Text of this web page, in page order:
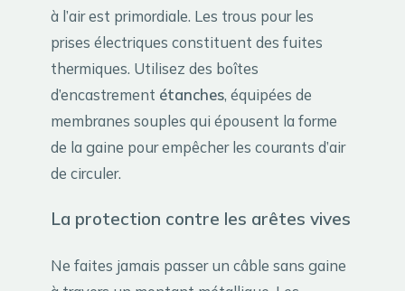
à l’air est primordiale. Les trous pour les
prises électriques constituent des fuites
thermiques. Utilisez des boîtes
d’encastrement étanches, équipées de
membranes souples qui épousent la forme
de la gaine pour empêcher les courants d’air
de circuler.
La protection contre les arêtes vives
Ne faites jamais passer un câble sans gaine